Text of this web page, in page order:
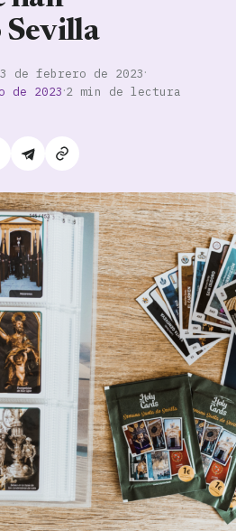
Sevilla
3 de febrero de 2023·
de 2023·2 min de lectura